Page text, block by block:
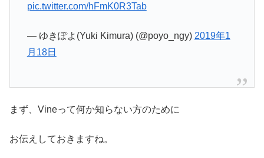
pic.twitter.com/hFmK0R3Tab
— ゆきぽよ(Yuki Kimura) (@poyo_ngy) 2019年1
月18日
まず、Vineって何か知らない方のために
お伝えしておきますね。